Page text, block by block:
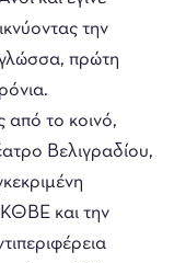
την
πρώτη
το κοινό,
Βελιγραδίου,
και την